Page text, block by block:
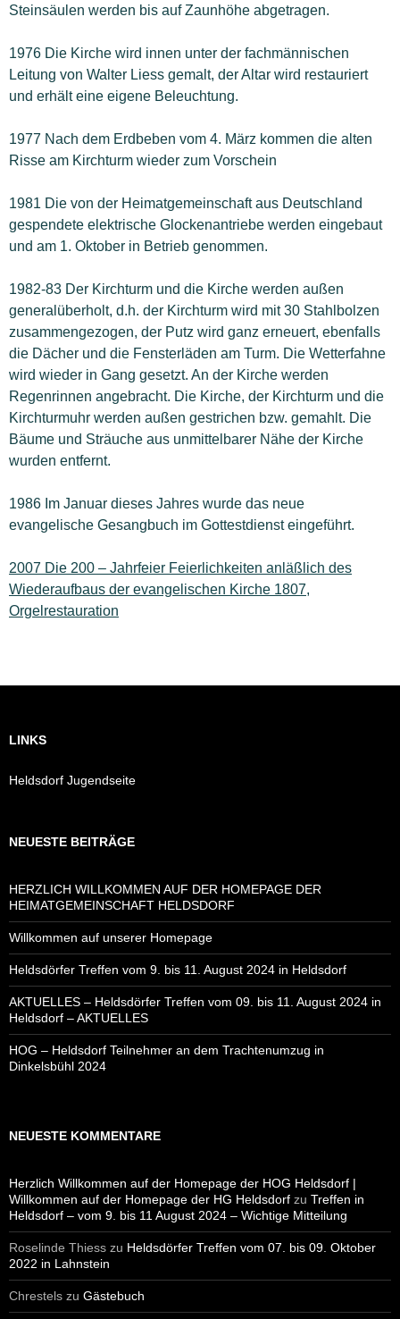
Steinsäulen werden bis auf Zaunhöhe abgetragen.
1976 Die Kirche wird innen unter der fachmännischen
Leitung von Walter Liess gemalt, der Altar wird restauriert
und erhält eine eigene Beleuchtung.
1977 Nach dem Erdbeben vom 4. März kommen die alten
Risse am Kirchturm wieder zum Vorschein
1981 Die von der Heimatgemeinschaft aus Deutschland
gespendete elektrische Glockenantriebe werden eingebaut
und am 1. Oktober in Betrieb genommen.
1982-83 Der Kirchturm und die Kirche werden außen
generalüberholt, d.h. der Kirchturm wird mit 30 Stahlbolzen
zusammengezogen, der Putz wird ganz erneuert, ebenfalls
die Dächer und die Fensterläden am Turm. Die Wetterfahne
wird wieder in Gang gesetzt. An der Kirche werden
Regenrinnen angebracht. Die Kirche, der Kirchturm und die
Kirchturmuhr werden außen gestrichen bzw. gemahlt. Die
Bäume und Sträuche aus unmittelbarer Nähe der Kirche
wurden entfernt.
1986 Im Januar dieses Jahres wurde das neue
evangelische Gesangbuch im Gottestdienst eingeführt.
2007 Die 200 – Jahrfeier Feierlichkeiten anläßlich des
Wiederaufbaus der evangelischen Kirche 1807,
Orgelrestauration
LINKS
Heldsdorf Jugendseite
NEUESTE BEITRÄGE
HERZLICH WILLKOMMEN AUF DER HOMEPAGE DER
HEIMATGEMEINSCHAFT HELDSDORF
Willkommen auf unserer Homepage
Heldsdörfer Treffen vom 9. bis 11. August 2024 in Heldsdorf
AKTUELLES – Heldsdörfer Treffen vom 09. bis 11. August 2024 in
Heldsdorf – AKTUELLES
HOG – Heldsdorf Teilnehmer an dem Trachtenumzug in
Dinkelsbühl 2024
NEUESTE KOMMENTARE
Herzlich Willkommen auf der Homepage der HOG Heldsdorf |
Willkommen auf der Homepage der HG Heldsdorf zu Treffen in
Heldsdorf – vom 9. bis 11 August 2024 – Wichtige Mitteilung
Roselinde Thiess zu Heldsdörfer Treffen vom 07. bis 09. Oktober
2022 in Lahnstein
Chrestels zu Gästebuch